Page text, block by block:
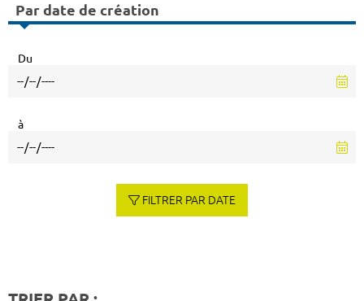
Par date de création
Du
à
FILTRER PAR DATE